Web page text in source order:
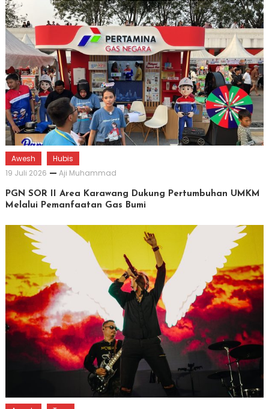
Awesh
Hubis
19 Juli 2026
Aji Muhammad
PGN SOR II Area Karawang Dukung Pertumbuhan UMKM
Melalui Pemanfaatan Gas Bumi